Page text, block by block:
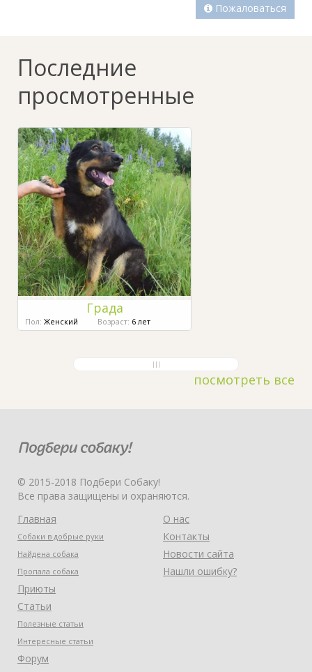
Пожаловаться
Последние
просмотренные
Града
Пол: Женский Возраст: 6 лет
посмотреть все
© 2015-2018 Подбери Собаку!
Все права защищены и охраняются.
Главная
Собаки в добрые руки
Найдена собака
Пропала собака
Приюты
Статьи
Полезные статьи
Интересные статьи
Форум
О нас
Контакты
Новости сайта
Нашли ошибку?